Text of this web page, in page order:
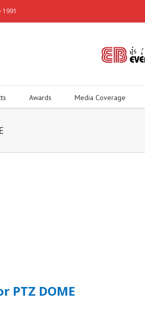
Awards Media Coverage
PTZ DOME